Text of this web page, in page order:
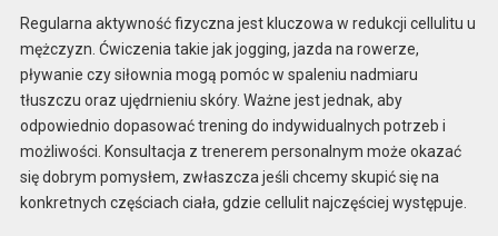
Regularna aktywność fizyczna jest kluczowa w redukcji cellulitu u
mężczyzn. Ćwiczenia takie jak jogging, jazda na rowerze,
pływanie czy siłownia mogą pomóc w spaleniu nadmiaru
tłuszczu oraz ujędrnieniu skóry. Ważne jest jednak, aby
odpowiednio dopasować trening do indywidualnych potrzeb i
możliwości. Konsultacja z trenerem personalnym może okazać
się dobrym pomysłem, zwłaszcza jeśli chcemy skupić się na
konkretnych częściach ciała, gdzie cellulit najczęściej występuje.